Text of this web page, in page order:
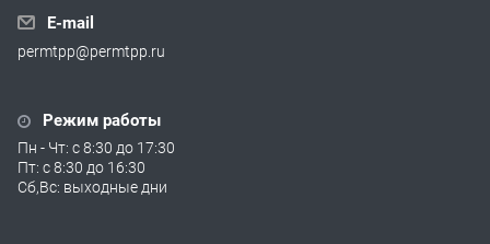
E-mail
permtpp@permtpp.ru
Режим работы
Пн - Чт: с 8:30 до 17:30
Пт: с 8:30 до 16:30
Сб,Вс: выходные дни